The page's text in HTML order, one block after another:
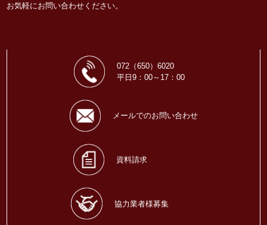
お気軽にお問い合わせください。
072（650）6020
平日9：00～17：00
メールでのお問い合わせ
資料請求
協力業者様募集